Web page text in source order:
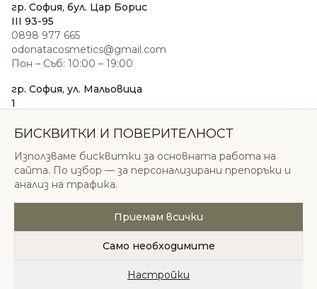
гр. София, бул. Цар Борис
III 93-95
0898 977 665
odonatacosmetics@gmail.com
Пон – Съб: 10:00 – 19:00
гр. София, ул. Мальовица
1
sales@odonatacosmetics.com
Нед: 11:00 – 18:00
© 2026 Одоната Козметикс ООД. Всички права
запазени.
Политика за поверителностОбщи условия
БИСКВИТКИ И ПОВЕРИТЕЛНОСТ
Използваме бисквитки за основната работа на
сайта. По избор — за персонализирани препоръки и
анализ на трафика.
Приемам всички
Само необходимите
Настройки